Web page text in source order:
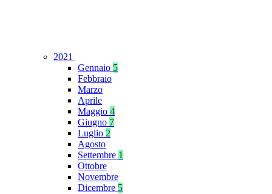
2021
Gennaio 5
Febbraio
Marzo
Aprile
Maggio 4
Giugno 7
Luglio 2
Agosto
Settembre 1
Ottobre
Novembre
Dicembre 5